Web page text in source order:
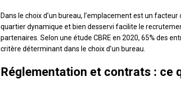
Dans le choix d’un bureau, l’emplacement est un
quartier dynamique et bien desservi facilite le
partenaires. Selon une étude CBRE en 2020, 65% des
critère déterminant dans le choix d’un bureau.
Réglementation et contrats : ce